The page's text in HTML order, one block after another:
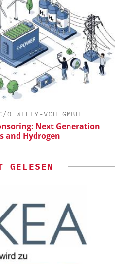
O WILEY-VCH GMBH
Next Generation
and Hydrogen
GELESEN